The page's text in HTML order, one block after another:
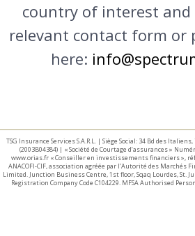
country of interest and
relevant contact form or
here:
TSG Insurance Services S.A.R.L. | Siège Social: 34 Bd des Italiens,
(2003B04384) | « Société de Courtage d’assurances »
www.orias.fr « Conseiller en investissements financiers »,
ANACOFI-CIF, association agréée par l’Autorité des Marchés
Limited. Junction Business Centre, 1st floor, Sqaq Lourdes, St.
Registration Company Code C104229. MFSA Authorised